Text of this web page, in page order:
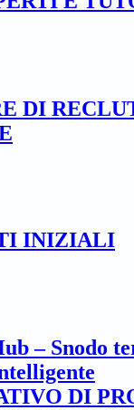
DI
INIZIALI
– Snodo
DI